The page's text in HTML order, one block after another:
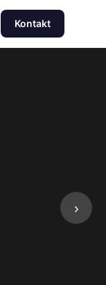
Kontakt
›